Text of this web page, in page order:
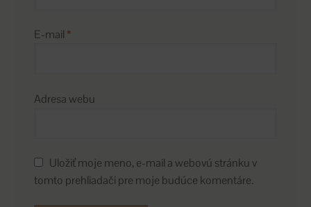
E-mail *
Adresa webu
Uložiť moje meno, e-mail a webovú stránku v
tomto prehliadači pre moje budúce komentáre.